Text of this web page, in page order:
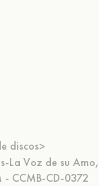
discos>
La Voz de su
CCMB-CD-0372